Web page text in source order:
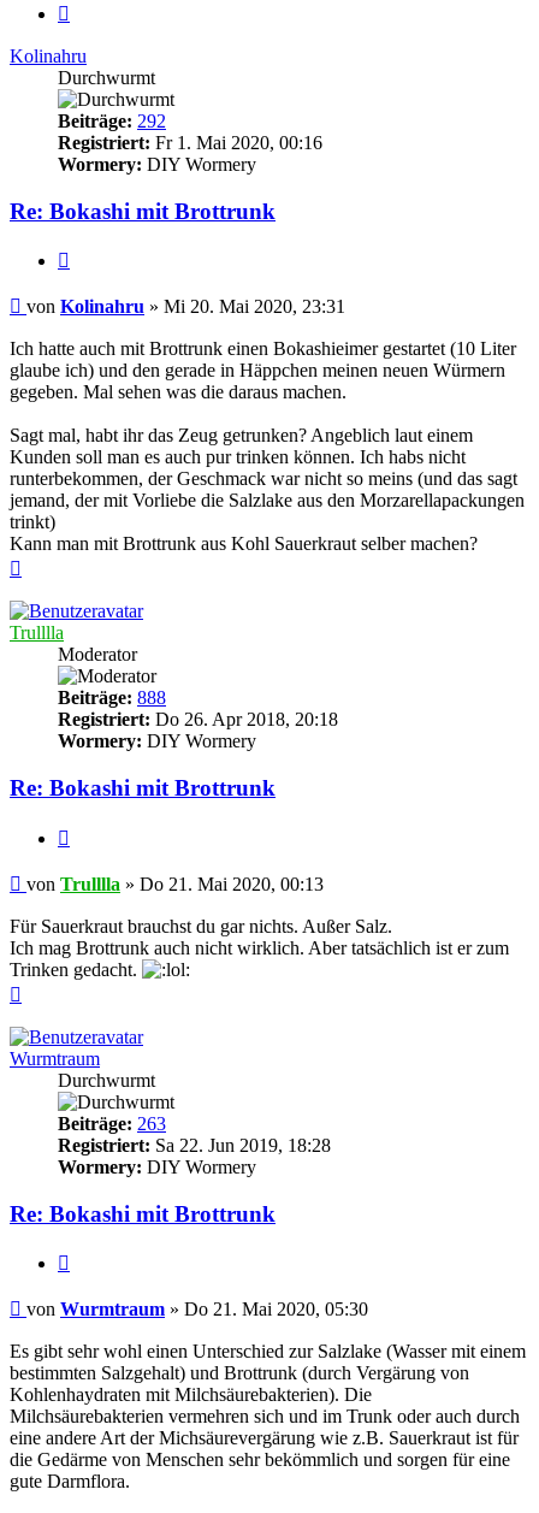
Kolinahru
Durchwurmt
Beiträge: 292
Registriert: Fr 1. Mai 2020, 00:16
Wormery: DIY Wormery
Re: Bokashi mit Brottrunk
Beitrag
von Kolinahru » Mi 20. Mai 2020, 23:31
Ich hatte auch mit Brottrunk einen Bokashieimer gestartet (10 Liter
glaube ich) und den gerade in Häppchen meinen neuen Würmern
gegeben. Mal sehen was die daraus machen.
Sagt mal, habt ihr das Zeug getrunken? Angeblich laut einem
Kunden soll man es auch pur trinken können. Ich habs nicht
runterbekommen, der Geschmack war nicht so meins (und das sagt
jemand, der mit Vorliebe die Salzlake aus den Morzarellapackungen
trinkt)
Kann man mit Brottrunk aus Kohl Sauerkraut selber machen?
Trulllla
Moderator
Beiträge: 888
Registriert: Do 26. Apr 2018, 20:18
Wormery: DIY Wormery
Re: Bokashi mit Brottrunk
Beitrag
von Trulllla » Do 21. Mai 2020, 00:13
Für Sauerkraut brauchst du gar nichts. Außer Salz.
Ich mag Brottrunk auch nicht wirklich. Aber tatsächlich ist er zum
Trinken gedacht.
Wurmtraum
Durchwurmt
Beiträge: 263
Registriert: Sa 22. Jun 2019, 18:28
Wormery: DIY Wormery
Re: Bokashi mit Brottrunk
Beitrag
von Wurmtraum » Do 21. Mai 2020, 05:30
Es gibt sehr wohl einen Unterschied zur Salzlake (Wasser mit einem
bestimmten Salzgehalt) und Brottrunk (durch Vergärung von
Kohlenhaydraten mit Milchsäurebakterien). Die
Milchsäurebakterien vermehren sich und im Trunk oder auch durch
eine andere Art der Michsäurevergärung wie z.B. Sauerkraut ist für
die Gedärme von Menschen sehr bekömmlich und sorgen für eine
gute Darmflora.